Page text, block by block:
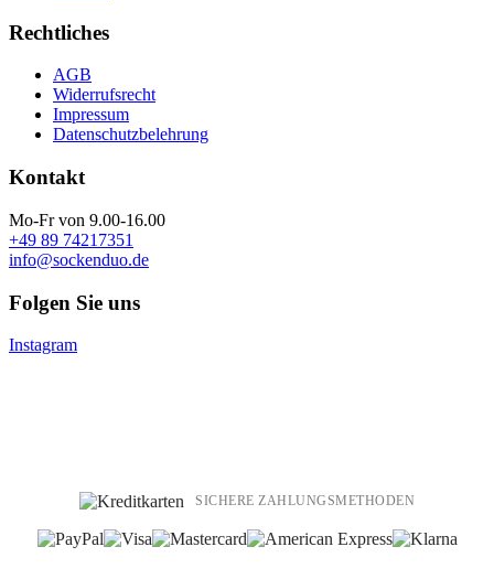
Rechtliches
AGB
Widerrufsrecht
Impressum
Datenschutzbelehrung
Kontakt
Mo-Fr von 9.00-16.00
+49 89 74217351
info@sockenduo.de
Folgen Sie uns
Instagram
SICHERE ZAHLUNGSMETHODEN